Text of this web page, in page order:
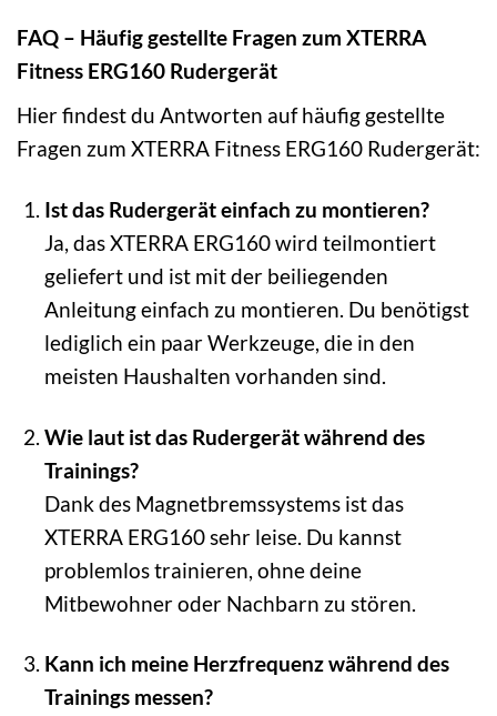
FAQ – Häufig gestellte Fragen zum XTERRA
Fitness ERG160 Rudergerät
Hier findest du Antworten auf häufig gestellte
Fragen zum XTERRA Fitness ERG160 Rudergerät:
Ist das Rudergerät einfach zu montieren?
Ja, das XTERRA ERG160 wird teilmontiert
geliefert und ist mit der beiliegenden
Anleitung einfach zu montieren. Du benötigst
lediglich ein paar Werkzeuge, die in den
meisten Haushalten vorhanden sind.
Wie laut ist das Rudergerät während des
Trainings?
Dank des Magnetbremssystems ist das
XTERRA ERG160 sehr leise. Du kannst
problemlos trainieren, ohne deine
Mitbewohner oder Nachbarn zu stören.
Kann ich meine Herzfrequenz während des
Trainings messen?